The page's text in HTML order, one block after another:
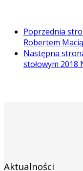
Poprzednia
Robertem
Następna
stołowym 2018
Aktualności